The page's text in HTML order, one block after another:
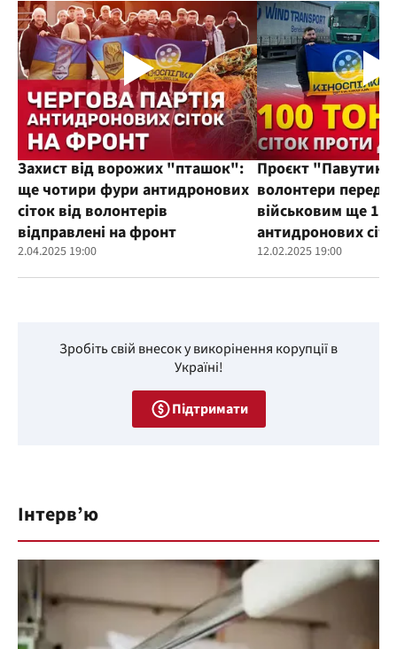
Захист від ворожих "пташок":
ще чотири фури антидронових
сіток від волонтерів
відправлені на фронт
2.04.2025 19:00
Проєкт
волонтери
військовим ще
антидронових
12.02.2025 19:00
Зробіть свій внесок у викорінення корупції в
Україні!
Підтримати
Інтерв’ю